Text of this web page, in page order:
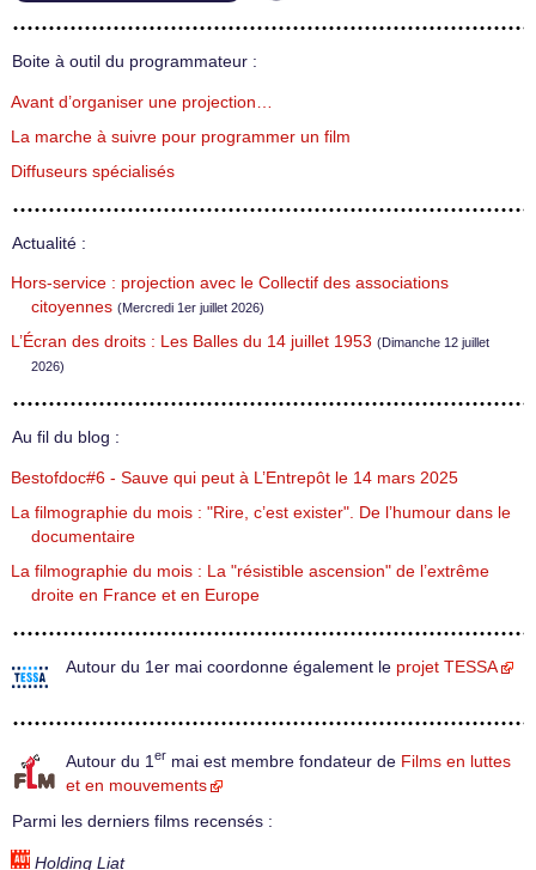
Boite à outil du programmateur :
Avant d’organiser une projection…
La marche à suivre pour programmer un film
Diffuseurs spécialisés
Actualité :
Hors-service : projection avec le Collectif des associations
citoyennes (Mercredi 1er juillet 2026)
L’Écran des droits : Les Balles du 14 juillet 1953 (Dimanche 12 juillet
2026)
Au fil du blog :
Bestofdoc#6 - Sauve qui peut à L’Entrepôt le 14 mars 2025
La filmographie du mois : "Rire, c’est exister". De l’humour dans le
documentaire
La filmographie du mois : La "résistible ascension" de l’extrême
droite en France et en Europe
Autour du 1er mai coordonne également le projet TESSA
Autour du 1 er mai est membre fondateur de Films en luttes
et en mouvements
Parmi les derniers films recensés :
Holding Liat